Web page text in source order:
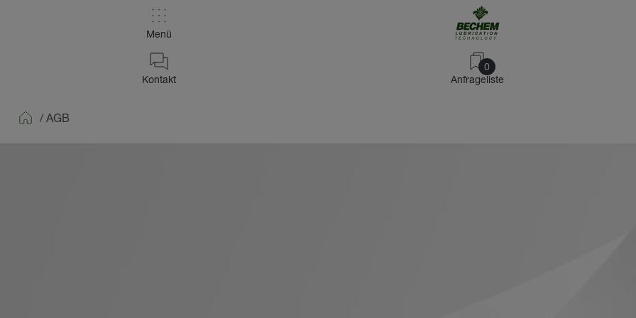
Menü
0
Anfrageliste
Kontakt
/ AGB